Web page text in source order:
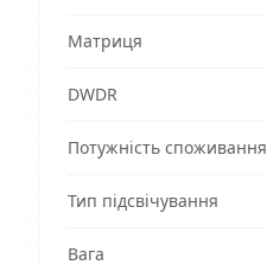
Матриця
DWDR
Потужність споживання
Тип підсвічування
Вага